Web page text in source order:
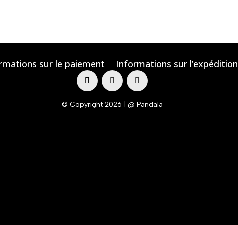
sur le paiement Informations sur l’expédition
© Copyright 2026 | @ Pandala